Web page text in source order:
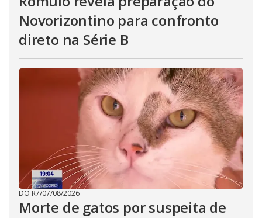
Novorizontino para confronto
direto na Série B
DO R7/07/08/2026
Morte de gatos por suspeita de